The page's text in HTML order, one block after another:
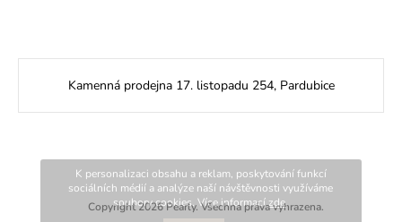
K personalizaci obsahu a reklam, poskytování funkcí
sociálních médií a analýze naší návštěvnosti využíváme
soubory cookies. Více informacízde.
Kamenná prodejna 17. listopadu 254, Pardubice
Copyright 2026Pearly. Všechna práva vyhrazena.